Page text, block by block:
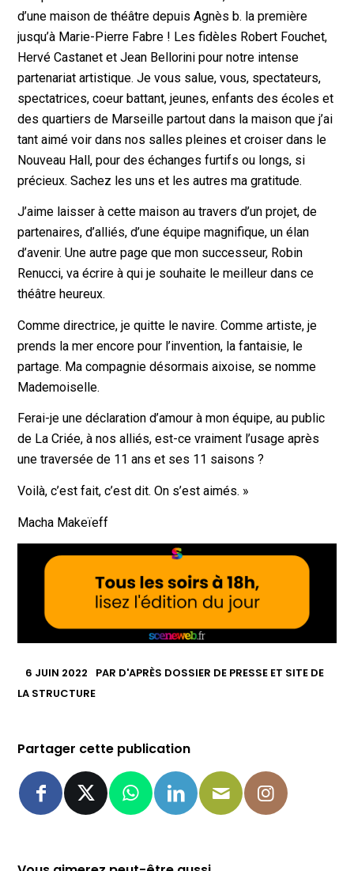
d’une maison de théâtre depuis Agnès b. la première
jusqu’à Marie-Pierre Fabre ! Les fidèles Robert Fouchet,
Hervé Castanet et Jean Bellorini pour notre intense
partenariat artistique. Je vous salue, vous, spectateurs,
spectatrices, coeur battant, jeunes, enfants des écoles et
des quartiers de Marseille partout dans la maison que j’ai
tant aimé voir dans nos salles pleines et croiser dans le
Nouveau Hall, pour des échanges furtifs ou longs, si
précieux. Sachez les uns et les autres ma gratitude.
J’aime laisser à cette maison au travers d’un projet, de
partenaires, d’alliés, d’une équipe magnifique, un élan
d’avenir. Une autre page que mon successeur, Robin
Renucci, va écrire à qui je souhaite le meilleur dans ce
théâtre heureux.
Comme directrice, je quitte le navire. Comme artiste, je
prends la mer encore pour l’invention, la fantaisie, le
partage. Ma compagnie désormais aixoise, se nomme
Mademoiselle.
Ferai-je une déclaration d’amour à mon équipe, au public
de La Criée, à nos alliés, est-ce vraiment l’usage après
une traversée de 11 ans et ses 11 saisons ?
Voilà, c’est fait, c’est dit. On s’est aimés. »
Macha Makeïeff
6 JUIN 2022 PAR D'APRÈS DOSSIER DE PRESSE ET SITE DE
LA STRUCTURE
Partager cette publication